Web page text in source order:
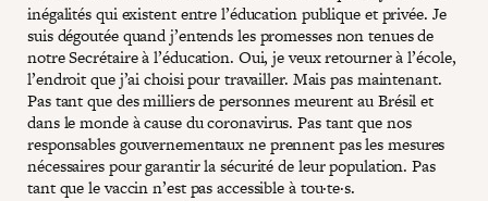
inégalités qui existent entre l’éducation publique et privée. Je
suis dégoutée quand j’entends les promesses non tenues de
notre Secrétaire à l’éducation. Oui, je veux retourner à l’école,
l’endroit que j’ai choisi pour travailler. Mais pas maintenant.
Pas tant que des milliers de personnes meurent au Brésil et
dans le monde à cause du coronavirus. Pas tant que nos
responsables gouvernementaux ne prennent pas les mesures
nécessaires pour garantir la sécurité de leur population. Pas
tant que le vaccin n’est pas accessible à tou·te·s.